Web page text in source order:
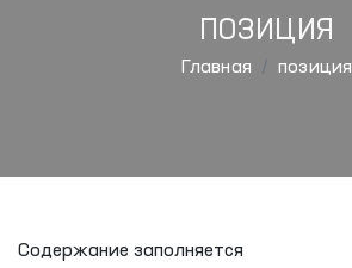
ПОЗИЦИЯ
Главная позиция
Содержание заполняется